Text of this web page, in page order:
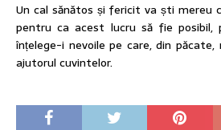
Un cal sănătos și fericit va ști mereu
pentru ca acest lucru să fie posibil,
înțelege-i nevoile pe care, din
ajutorul cuvintelor.